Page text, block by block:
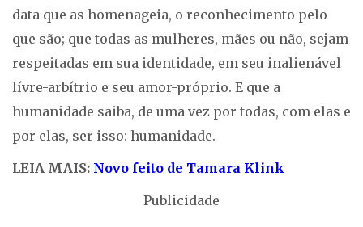
data que as homenageia, o reconhecimento pelo
que são; que todas as mulheres, mães ou não, sejam
respeitadas em sua identidade, em seu inalienável
lívre-arbítrio e seu amor-próprio. E que a
humanidade saiba, de uma vez por todas, com elas e
por elas, ser isso: humanidade.
LEIA MAIS: Novo feito de Tamara Klink
Publicidade